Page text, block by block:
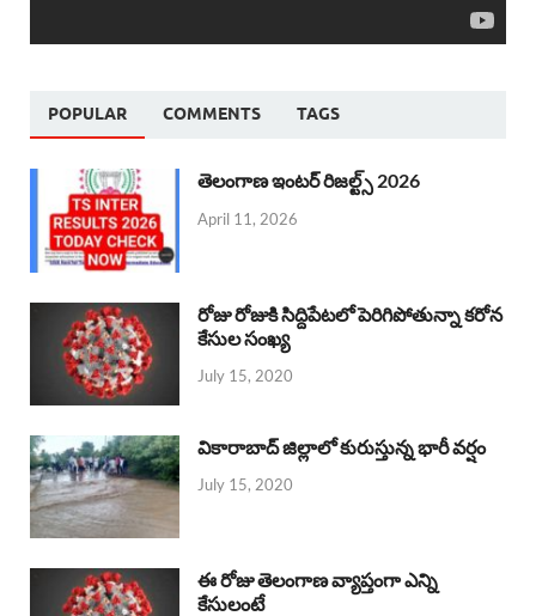
POPULAR COMMENTS TAGS
తెలంగాణ ఇంటర్ రిజల్ట్స్ 2026
April 11, 2026
రోజు రోజుకి సిద్దిపేటలో పెరిగిపోతున్నా కరోన
కేసుల సంఖ్య
July 15, 2020
వికారాబాద్ జిల్లాలో కురుస్తున్న భారీ వర్షం
July 15, 2020
ఈ రోజు తెలంగాణ వ్యాప్తంగా ఎన్ని
కేసులంటే